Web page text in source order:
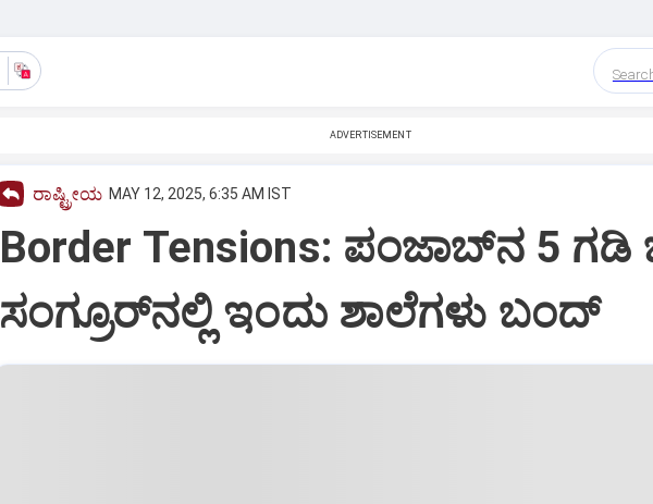
ADVERTISEMENT
ರಾಷ್ಟ್ರೀಯ MAY 12, 2025, 6:35 AM IST
Border Tensions: ಪಂಜಾಬ್‌ನ 5 ಗಡಿ
ಸಂಗ್ರೂರ್‌ನಲ್ಲಿ ಇಂದು ಶಾಲೆಗಳು ಬಂದ್‌